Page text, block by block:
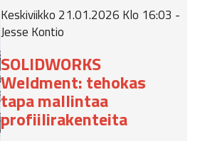
Keskiviikko 21.01.2026 Klo 16:03 -
Jesse Kontio
SOLIDWORKS
Weldment: tehokas
tapa mallintaa
profiilirakenteita